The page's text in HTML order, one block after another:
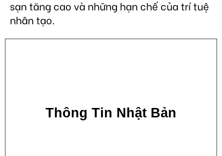
sạn tăng cao và những hạn chế của trí tuệ
nhân tạo.
Thông Tin Nhật Bản